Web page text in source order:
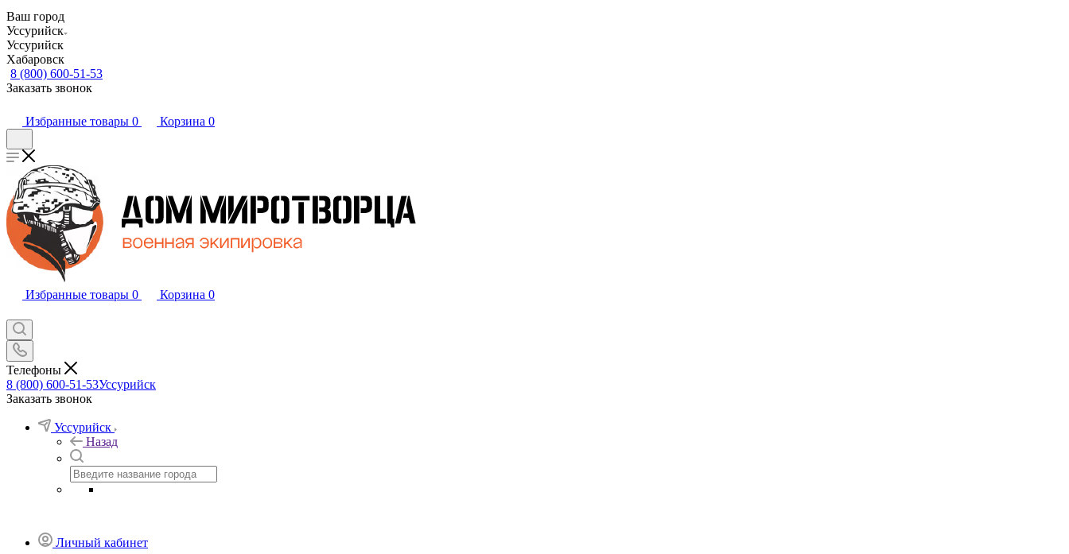
Ваш город
Уссурийск
Уссурийск
Хабаровск
8 (800) 600-51-53
Заказать звонок
Избранные товары 0 Корзина 0
Избранные товары 0 Корзина 0
Телефоны
8 (800) 600-51-53Уссурийск
Заказать звонок
Уссурийск
Назад
Личный кабинет